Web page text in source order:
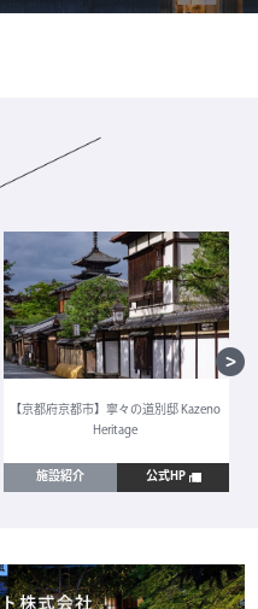
【京都府京都市】寧々の道別邸 Kazeno
Heritage
施設紹介 公式HP